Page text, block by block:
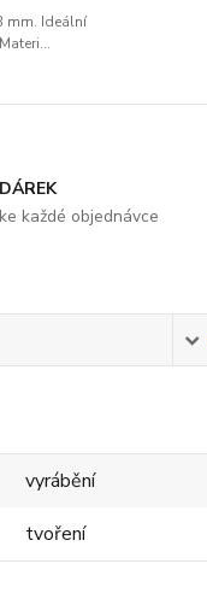
mm. Ideální
DÁREK
ke každé objednávce
vyrábění
tvoření